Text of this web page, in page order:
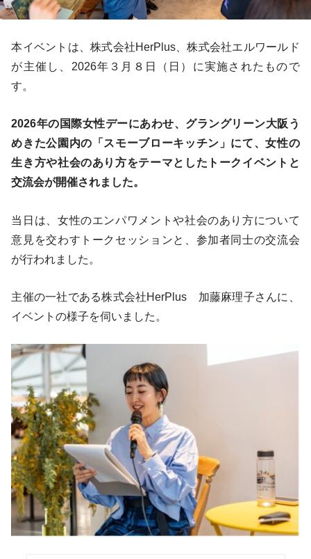
本イベントは、株式会社HerPlus、株式会社エルワールド
が主催し、2026年３月８日（日）に実施されたもので
す。
2026年の国際女性デーにあわせ、グラングリーン大阪う
めきた公園内の「スモーブローキッチン」にて、女性の
生き方や社会のあり方をテーマとしたトークイベントと
交流会が開催されました。
当日は、女性のエンパワメントや社会のあり方について
意見を交わすトークセッションと、参加者同士の交流会
が行われました。
主催の一社である株式会社HerPlus 加藤麻理子さんに、
イベントの様子を伺いました。